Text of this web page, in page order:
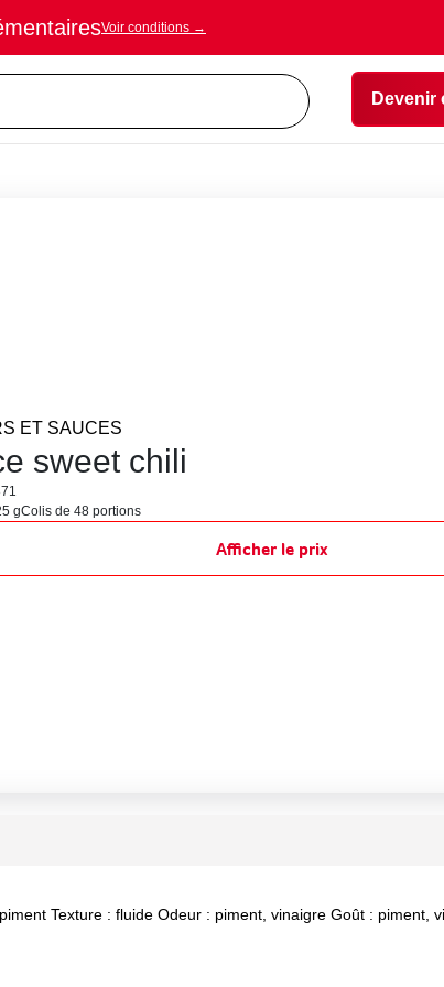
Voir conditions →
Devenir
ET SAUCES
sweet chili
gColis de 48 portions
Afficher le prix
Texture : fluide Odeur : piment, vinaigre Goût : piment,